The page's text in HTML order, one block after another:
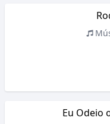
Eu Odeio